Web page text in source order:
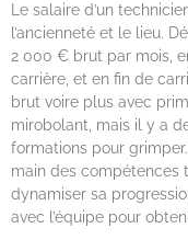
Le salaire d’un
l’ancienneté et le lieu.
2 000 € brut par mois,
carrière, et en fin de
brut voire plus avec
mirobolant, mais il y a
formations pour
main des compétences
dynamiser sa
avec l’équipe pour